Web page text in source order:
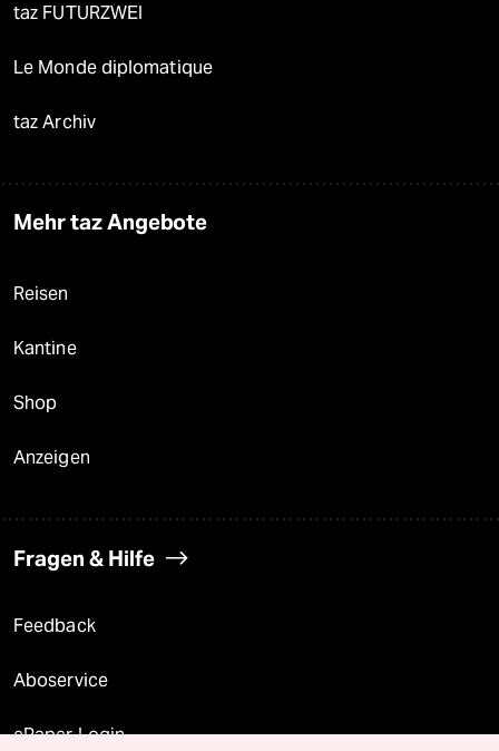
taz FUTURZWEI
Le Monde diplomatique
taz Archiv
Mehr taz Angebote
Reisen
Kantine
Shop
Anzeigen
Fragen & Hilfe
Feedback
Aboservice
ePaper Login